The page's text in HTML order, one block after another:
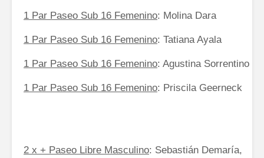
1 Par Paseo Sub 16 Femenino: Molina Dara
1 Par Paseo Sub 16 Femenino: Tatiana Ayala
1 Par Paseo Sub 16 Femenino: Agustina Sorrentino
1 Par Paseo Sub 16 Femenino: Priscila Geerneck
2 x + Paseo Libre Masculino: Sebastián Demaría,